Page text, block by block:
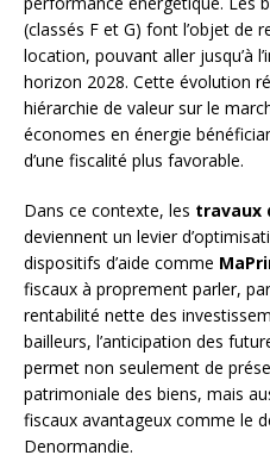
(classés F et G) font l’objet de
location, pouvant aller jusqu’à
horizon 2028. Cette évolution
hiérarchie de valeur sur le
économes en énergie
d’une fiscalité plus favorable.
Dans ce contexte, les travaux
deviennent un levier
dispositifs d’aide comme
fiscaux à proprement parler,
rentabilité nette des
bailleurs, l’anticipation des
permet non seulement de
patrimoniale des biens, mais
fiscaux avantageux comme le
Denormandie.